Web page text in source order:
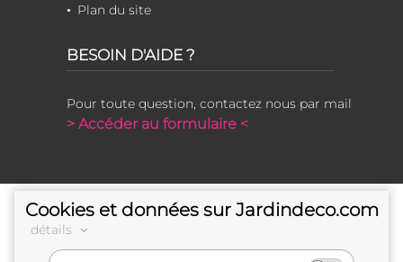
Plan du site
BESOIN D'AIDE ?
Pour toute question, contactez nous par mail
> Accéder au formulaire <
Cookies et données sur Jardindeco.com
détails